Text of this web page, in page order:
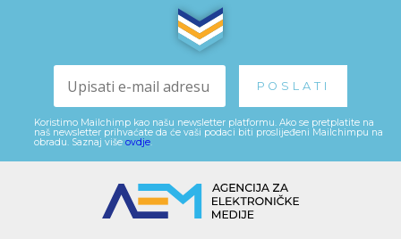
Koristimo Mailchimp kao našu newsletter platformu. Ako se pretplatite na
naš newsletter prihvaćate da će vaši podaci biti proslijeđeni Mailchimpu na
obradu. Saznaj više ovdje.